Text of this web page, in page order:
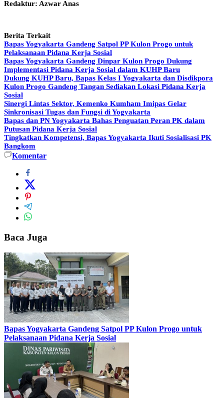
Redaktur: Azwar Anas
Berita Terkait
Bapas Yogyakarta Gandeng Satpol PP Kulon Progo untuk
Pelaksanaan Pidana Kerja Sosial
Bapas Yogyakarta Gandeng Dinpar Kulon Progo Dukung
Implementasi Pidana Kerja Sosial dalam KUHP Baru
Dukung KUHP Baru, Bapas Kelas I Yogyakarta dan Disdikpora
Kulon Progo Gandeng Tangan Sediakan Lokasi Pidana Kerja
Sosial
Sinergi Lintas Sektor, Kemenko Kumham Imipas Gelar
Sinkronisasi Tugas dan Fungsi di Yogyakarta
Bapas dan PN Yogyakarta Bahas Penguatan Peran PK dalam
Putusan Pidana Kerja Sosial
Tingkatkan Kompetensi, Bapas Yogyakarta Ikuti Sosialisasi PK
Bangkom
Komentar
Baca Juga
Bapas Yogyakarta Gandeng Satpol PP Kulon Progo untuk
Pelaksanaan Pidana Kerja Sosial